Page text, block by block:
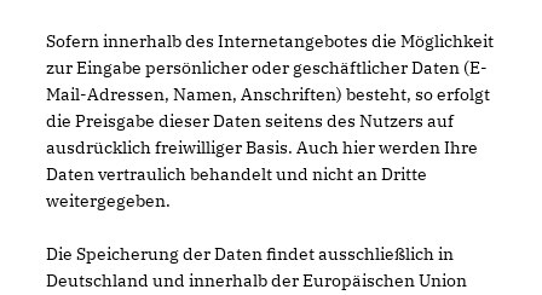
Sofern innerhalb des Internetangebotes die Möglichkeit
zur Eingabe persönlicher oder geschäftlicher Daten (E-
Mail-Adressen, Namen, Anschriften) besteht, so erfolgt
die Preisgabe dieser Daten seitens des Nutzers auf
ausdrücklich freiwilliger Basis. Auch hier werden Ihre
Daten vertraulich behandelt und nicht an Dritte
weitergegeben.
Die Speicherung der Daten findet ausschließlich in
Deutschland und innerhalb der Europäischen Union